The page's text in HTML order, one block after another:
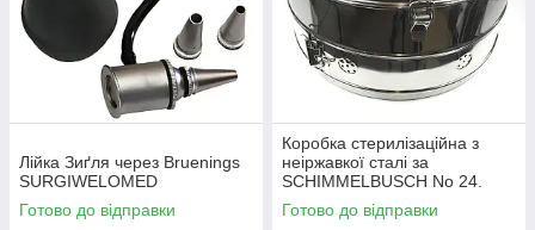
Лійка Зиґля через Bruenings
SURGIWELOMED
Готово до відправки
Коробка стерилізаційна з
неіржавкої сталі за
SCHIMMELBUSCH No 24.
Діаметр 390 мм, висота 190
мм, об'єм 22,7
Готово до відправки